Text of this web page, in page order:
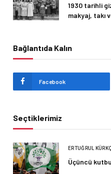
1930 tarihli
makyaj, takı
Bağlantıda Kalın
Facebook
Seçtiklerimiz
ERTUĞRUL
Üçüncü